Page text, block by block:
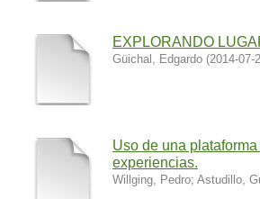
EXPLORANDO
Güichal, Edgardo (2014-07-
Uso de una
experiencias.
Willging, Pedro; Astudillo,